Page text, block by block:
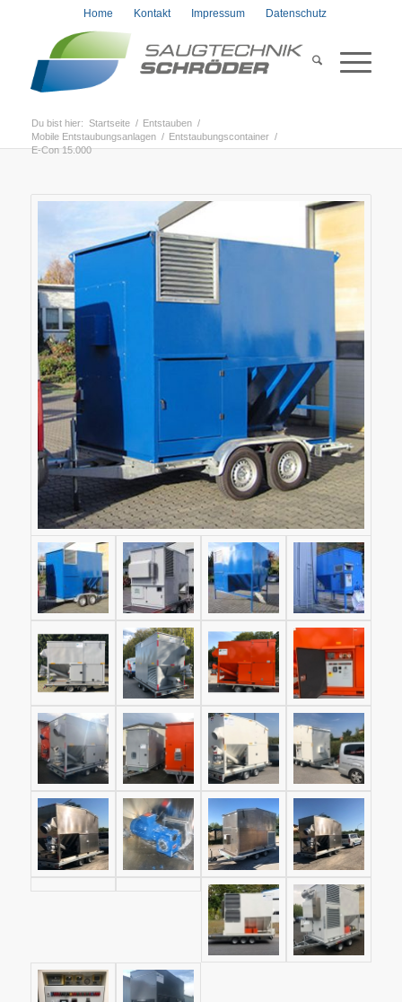
Home Kontakt Impressum Datenschutz
Du bist hier: Startseite / Entstauben /
Mobile Entstaubungsanlagen / Entstaubungscontainer /
E-Con 15.000